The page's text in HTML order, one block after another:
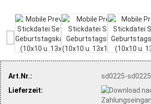
Art.Nr.:
sd0225-sd0225
Lieferzeit: